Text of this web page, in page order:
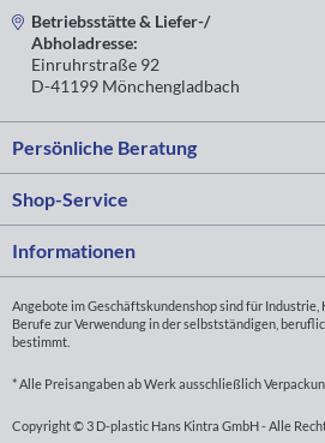
Betriebsstätte & Liefer-/
Abholadresse:
Einruhrstraße 92
D-41199 Mönchengladbach
Persönliche Beratung
Shop-Service
Informationen
Angebote im Geschäftskundenshop sind für
Berufe zur Verwendung in der selbstständigen,
bestimmt.
* Alle Preisangaben ab Werk ausschließlich
Copyright © 3 D-plastic Hans Kintra GmbH - Alle